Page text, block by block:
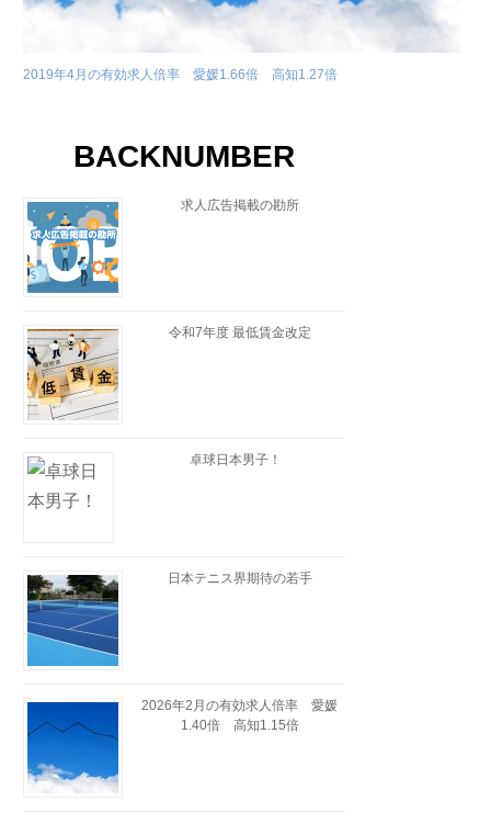
2019年4月の有効求人倍率 愛媛1.66倍 高知1.27倍
BACKNUMBER
求人広告掲載の勘所
令和7年度 最低賃金改定
卓球日本男子！
日本テニス界期待の若手
2026年2月の有効求人倍率 愛媛
1.40倍 高知1.15倍